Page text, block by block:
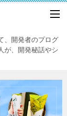
、開発者のプログ
が、開発秘話やシ